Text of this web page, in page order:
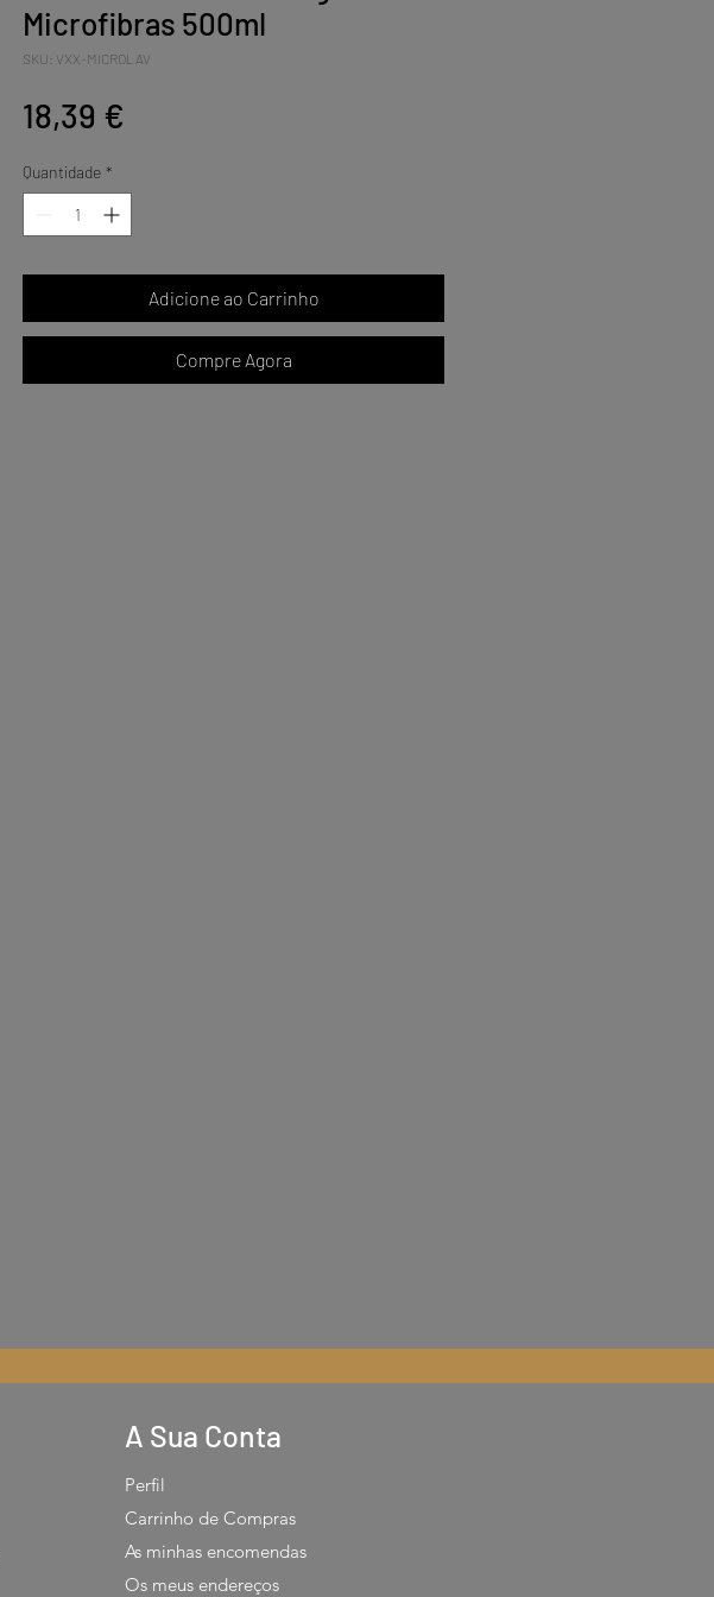
Microfibras 500ml
SKU: VXX-MICROLAV
18,39 €
Quantidade *
Adicione ao Carrinho
Compre Agora
A Sua Conta
Perfil
Carrinho de Compras
As minhas encomendas
Os meus endereços